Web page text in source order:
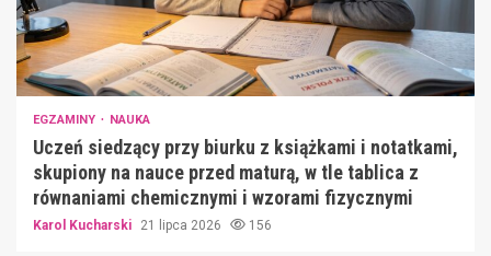
EGZAMINY NAUKA
Uczeń siedzący przy biurku z książkami i notatkami,
skupiony na nauce przed maturą, w tle tablica z
równaniami chemicznymi i wzorami fizycznymi
Karol Kucharski 21 lipca 2026 156